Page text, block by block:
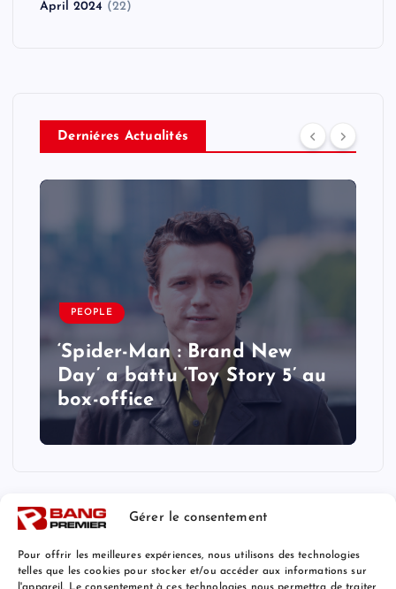
Gérer le consentement
Pour offrir les meilleures expériences, nous utilisons des technologies
telles que les cookies pour stocker et/ou accéder aux informations sur
April 2024 (22)
Derniéres Actualités
PEOPLE
‘Spider-Man : Brand New
Day’ a battu ‘Toy Story 5’ au
box-office